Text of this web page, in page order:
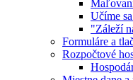
Učíme
"Záleží
Formuláre a
Rozpočtové